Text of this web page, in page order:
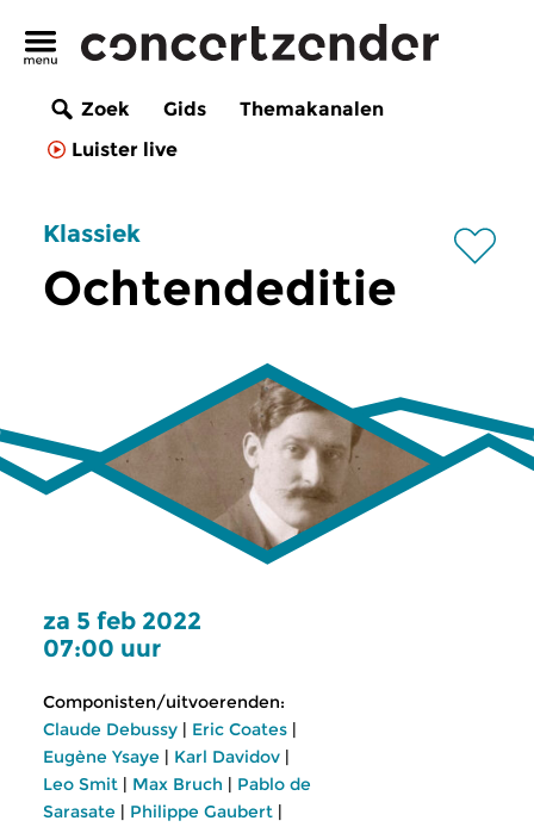
Zoek Gids
Themakanalen
Luister live
Klassiek
Ochtendeditie
za 5 feb 2022
07:00 uur
Componisten/uitvoerenden:
Claude Debussy | Eric Coates |
Eugène Ysaye | Karl Davidov |
Leo Smit | Max Bruch | Pablo de
Sarasate | Philippe Gaubert |